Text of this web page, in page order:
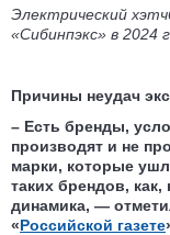
Электрический
«Сибинпэкс» в 2024
Причины неудач
– Есть бренды,
производят и не
марки, которые
таких брендов,
динамика, —
«Российской газете